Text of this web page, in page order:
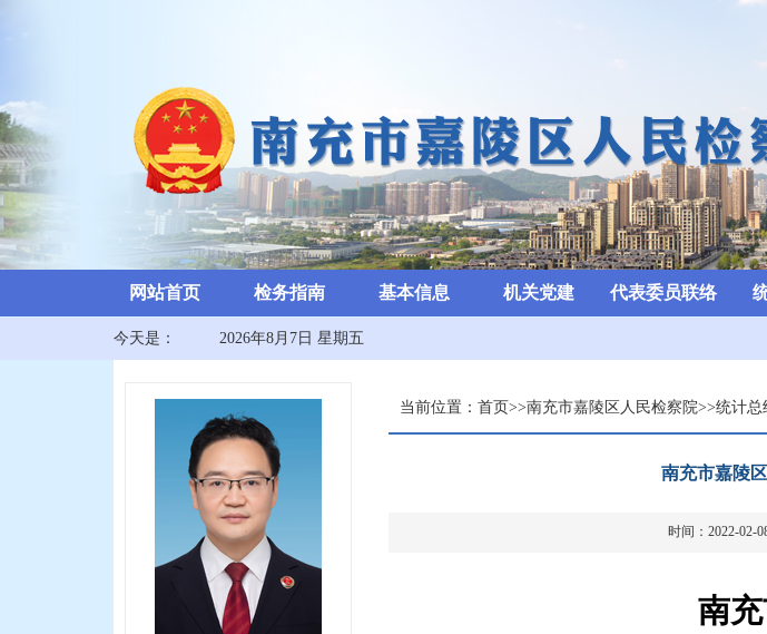
网站首页 检务指南 基本信息 机关党建 代表委员联络
今天是： 2026年8月7日 星期五
当前位置： 首页>>南充市嘉陵区人民检察院>>统计总
南充市嘉陵
时间：2022-
南